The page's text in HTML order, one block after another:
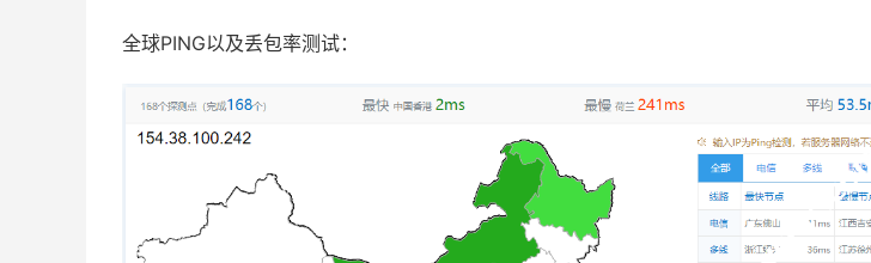
全球PING以及丢包率测试：